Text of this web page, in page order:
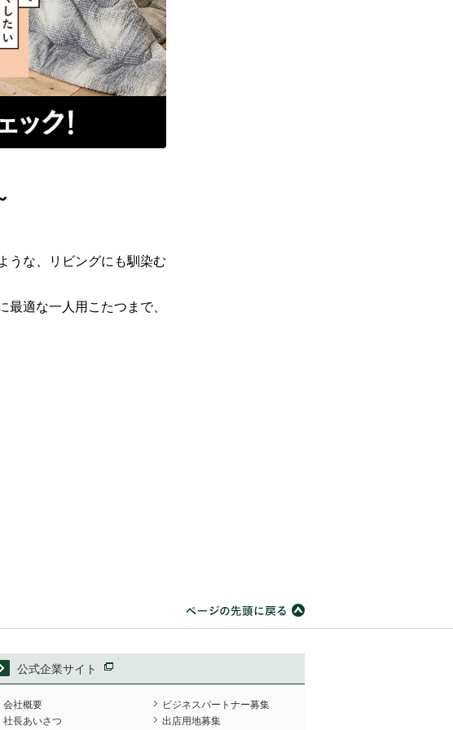
うな、リビングにも馴染む
適な一人用こたつまで、
公式企業サイト
会社概要
社長あいさつ
ビジネスパートナー募集
出店用地募集